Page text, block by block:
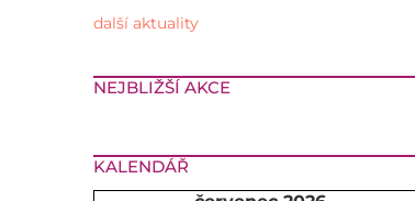
další aktuality
NEJBLIŽŠÍ AKCE
KALENDÁŘ